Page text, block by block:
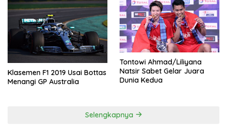
Klasemen F1 2019 Usai Bottas
Menangi GP Australia
Tontowi Ahmad/Liliyana
Natsir Sabet Gelar Juara
Dunia Kedua
Selengkapnya